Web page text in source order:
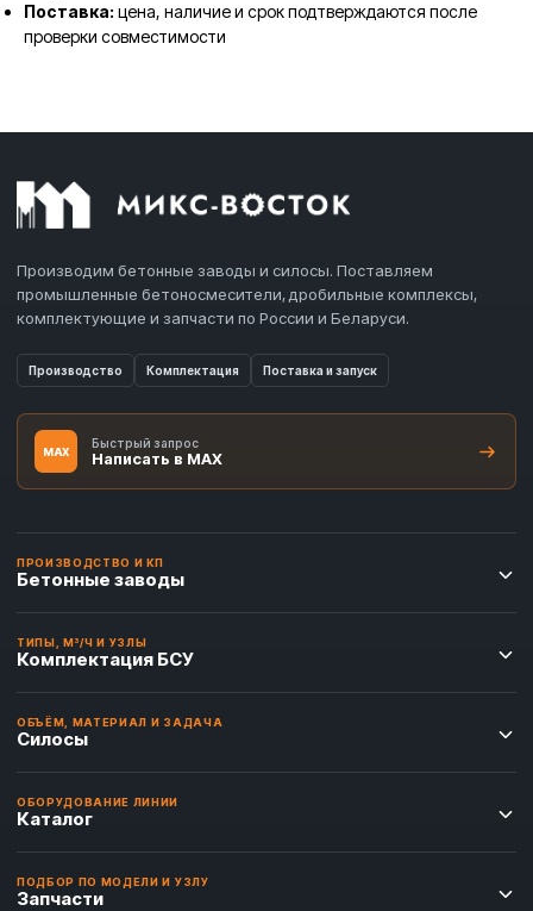
Поставка: цена, наличие и срок подтверждаются после
проверки совместимости
Производим бетонные заводы и силосы. Поставляем
промышленные бетоносмесители, дробильные комплексы,
комплектующие и запчасти по России и Беларуси.
Производство Комплектация Поставка и запуск
MAX
Быстрый запрос
Написать в MAX
ПРОИЗВОДСТВО И КП
Бетонные заводы
ТИПЫ, М³/Ч И УЗЛЫ
Комплектация БСУ
ОБЪЁМ, МАТЕРИАЛ И ЗАДАЧА
Силосы
ОБОРУДОВАНИЕ ЛИНИИ
Каталог
ПОДБОР ПО МОДЕЛИ И УЗЛУ
Запчасти